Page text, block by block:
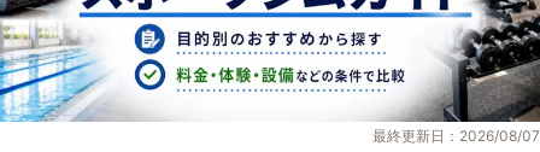
最終更新日：2026/08/07